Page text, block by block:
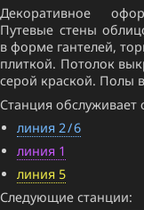
Декоративное
Путевые стены
в форме гантелей,
плиткой. Потолок
серой краской. Полы
Станция
линия 2 / 6
линия 1
линия 5
Следующие станции: